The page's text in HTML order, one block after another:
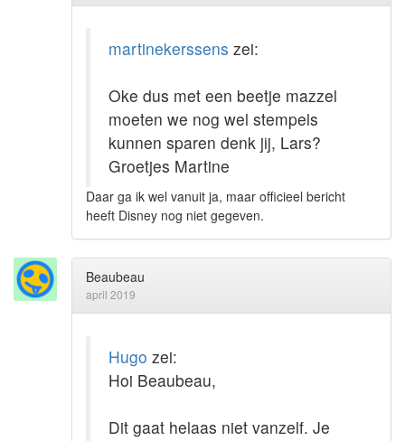
martinekerssens zei:
Oke dus met een beetje mazzel
moeten we nog wel stempels
kunnen sparen denk jij, Lars?
Groetjes Martine
Daar ga ik wel vanuit ja, maar officieel bericht
heeft Disney nog niet gegeven.
Beaubeau
april 2019
Hugo zei:
Hoi Beaubeau,
Dit gaat helaas niet vanzelf. Je